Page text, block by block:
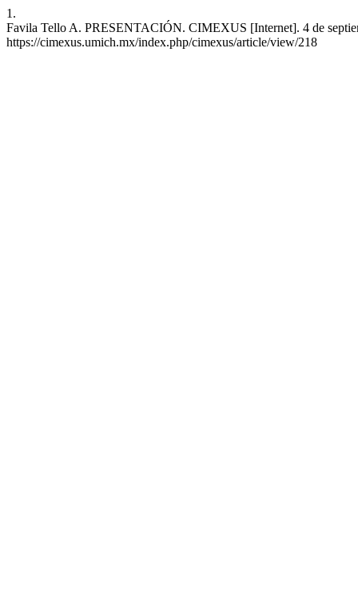
1.
Favila Tello A. PRESENTACIÓN. CIMEXUS [Internet]. 4 de
https://cimexus.umich.mx/index.php/cimexus/article/view/218